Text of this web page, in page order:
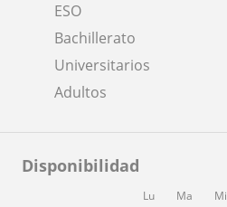
ESO
Bachillerato
Universitarios
Adultos
Disponibilidad
Lu Ma Mi